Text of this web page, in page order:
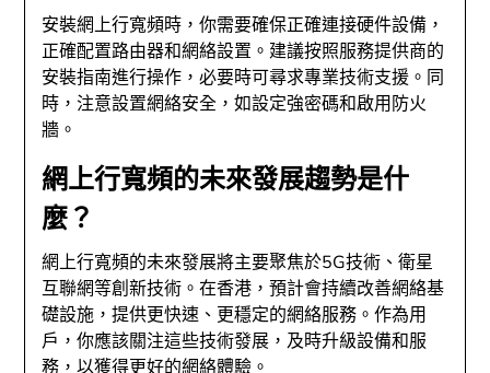
安裝網上行寬頻時，你需要確保正確連接硬件設備，
正確配置路由器和網絡設置。建議按照服務提供商的
安裝指南進行操作，必要時可尋求專業技術支援。同
時，注意設置網絡安全，如設定強密碼和啟用防火
牆。
網上行寬頻的未來發展趨勢是什
麼？
網上行寬頻的未來發展將主要聚焦於5G技術、衛星
互聯網等創新技術。在香港，預計會持續改善網絡基
礎設施，提供更快速、更穩定的網絡服務。作為用
戶，你應該關注這些技術發展，及時升級設備和服
務，以獲得更好的網絡體驗。